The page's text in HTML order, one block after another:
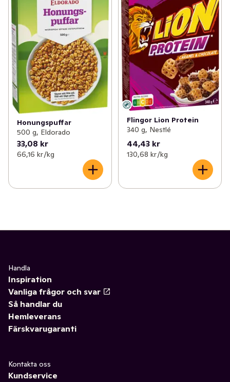
Honungspuffar
500 g, Eldorado
33,08 kr
66,16 kr /kg
Flingor Lion Protein
340 g, Nestlé
44,43 kr
130,68 kr /kg
Handla
Inspiration
Vanliga frågor och svar
Så handlar du
Hemleverans
Färskvarugaranti
Kontakta oss
Kundservice